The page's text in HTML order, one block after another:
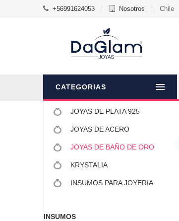
+56991624053 Nosotros Chile
CATEGORIAS
JOYAS DE PLATA 925
JOYAS DE ACERO
JOYAS DE BAÑO DE ORO
KRYSTALIA
INSUMOS PARA JOYERIA
INSUMOS